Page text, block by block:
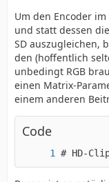
Um den Encoder
und statt dessen
SD auszugleichen,
den (hoffentlich
unbedingt RGB
einen Matrix-
einem anderen
Code
# HD-